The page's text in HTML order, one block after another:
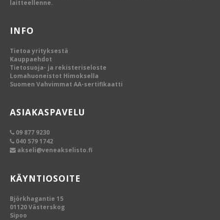
laitteellenne.
INFO
Tietoa yrityksestä
Kauppaehdot
Tietosuoja- ja rekisteriseloste
Lomahuoneistot Himoksella
Suomen Vahvimmat AA-sertifikaatti
ASIAKASPAVELU
09 877 9230
040 579 1742
akseli@veneakselisto.fi
KÄYNTIOSOITE
Björkhagantie 15
01120 Västerskog
Sipoo